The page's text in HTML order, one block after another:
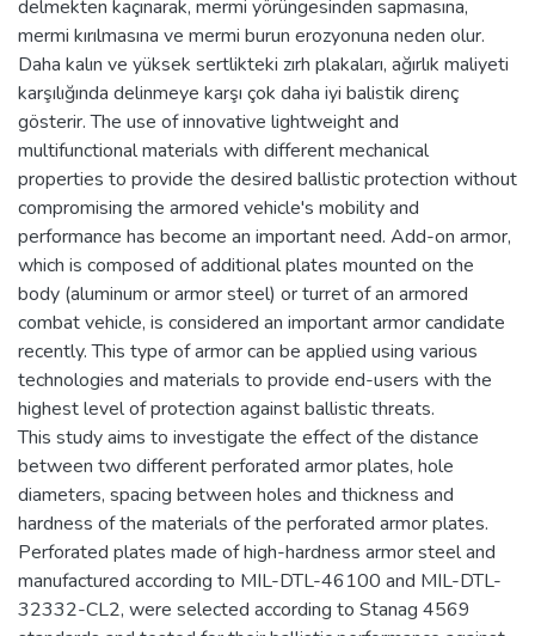
delmekten kaçınarak, mermi yörüngesinden sapmasına,
mermi kırılmasına ve mermi burun erozyonuna neden olur.
Daha kalın ve yüksek sertlikteki zırh plakaları, ağırlık maliyeti
karşılığında delinmeye karşı çok daha iyi balistik direnç
gösterir. The use of innovative lightweight and
multifunctional materials with different mechanical
properties to provide the desired ballistic protection without
compromising the armored vehicle's mobility and
performance has become an important need. Add-on armor,
which is composed of additional plates mounted on the
body (aluminum or armor steel) or turret of an armored
combat vehicle, is considered an important armor candidate
recently. This type of armor can be applied using various
technologies and materials to provide end-users with the
highest level of protection against ballistic threats.
This study aims to investigate the effect of the distance
between two different perforated armor plates, hole
diameters, spacing between holes and thickness and
hardness of the materials of the perforated armor plates.
Perforated plates made of high-hardness armor steel and
manufactured according to MIL-DTL-46100 and MIL-DTL-
32332-CL2, were selected according to Stanag 4569